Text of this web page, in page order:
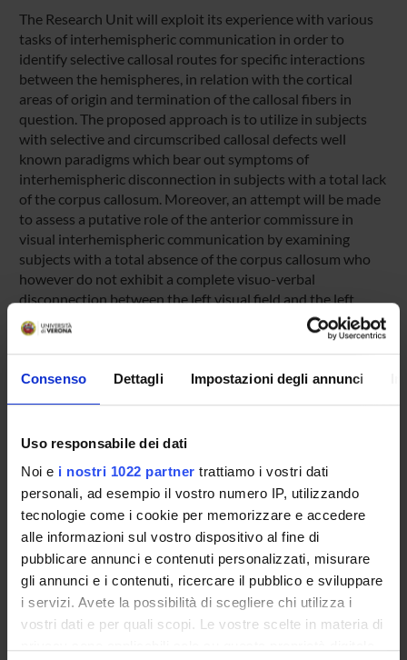
Consenso Dettagli Impostazioni degli annunci
Uso responsabile dei dati
Noi e i nostri 1022 partner trattiamo i vostri dati
personali, ad esempio il vostro numero IP, utilizzando
tecnologie come i cookie per memorizzare e accedere
alle informazioni sul vostro dispositivo al fine di
pubblicare annunci e contenuti personalizzati, misurare
gli annunci e i contenuti, ricercare il pubblico e sviluppare
i servizi. Avete la possibilità di scegliere chi utilizza i
vostri dati e per quali scopi. Le vostre scelte in materia di
The Research Unit will exploit its experience with various
tasks of interhemispheric communication in order to
identify selective callosal routes for specific interactions
between the hemispheres, in relation with the cortical
areas of origin and termination of the callosal fibers in
question. The proposed approach is to utilize in subjects
with selective and circumscribed callosal defects well
known paradigms which bear out symptoms of
interhemispheric disconnection in subjects with a total lack
of the corpus callosum. Moreover, an attempt will be made
to assess a putative role of the anterior commissure in
visual interhemispheric communication by examining
subjects with a total absence of the corpus callosum who
however do not exhibit a complete visuo-verbal
disconnection between the left visual field and the left
hemisphere.
SPONSORS:
Funds:
assigned and managed by the department
PROJECT PARTICIPANTS
Giovanni Berlucchi
Emeritus Professor
Mirta Fiorio
Full Professor
Andrea Peru